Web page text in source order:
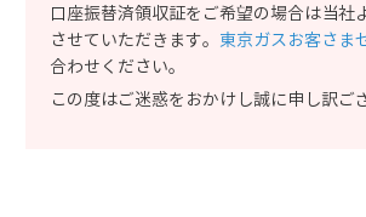
口座振替済領収証をご希望の場合は当社
させていただきます。 東京ガスお客さま
合わせください。
この度はご迷惑をおかけし誠に申し訳ご